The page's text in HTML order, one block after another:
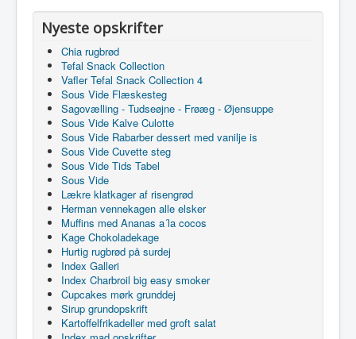
Nyeste opskrifter
Chia rugbrød
Tefal Snack Collection
Vafler Tefal Snack Collection 4
Sous Vide Flæskesteg
Sagovælling - Tudseøjne - Frøæg - Øjensuppe
Sous Vide Kalve Culotte
Sous Vide Rabarber dessert med vanilje is
Sous Vide Cuvette steg
Sous Vide Tids Tabel
Sous Vide
Lækre klatkager af risengrød
Herman vennekagen alle elsker
Muffins med Ananas a´la cocos
Kage Chokoladekage
Hurtig rugbrød på surdej
Index Galleri
Index Charbroil big easy smoker
Cupcakes mørk grunddej
Sirup grundopskrift
Kartoffelfrikadeller med groft salat